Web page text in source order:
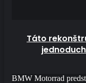
Táto
BMW Motorrad